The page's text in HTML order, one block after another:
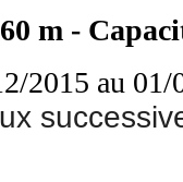
m -
2015 au 01/